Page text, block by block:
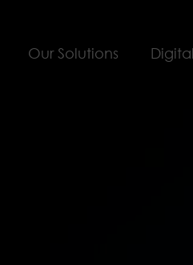
Our Solutions